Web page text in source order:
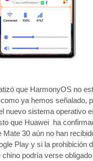
que HarmonyOS no
ya hemos señalado,
nuevo sistema operativo
que Huawei ha
Mate 30 aún no han
Play y si la prohibición
chino podría verse